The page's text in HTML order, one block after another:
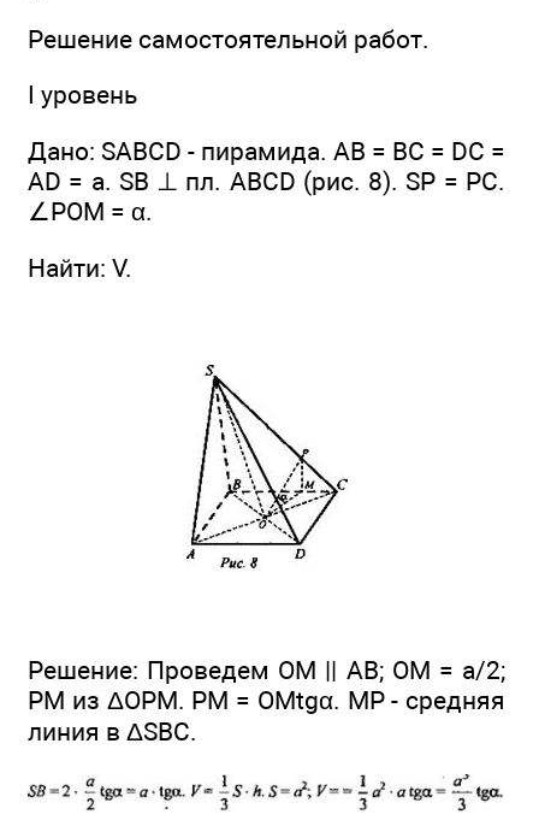
Решение самостоятельной работ.
I уровень
Дано: SABCD - пирамида. АВ = ВС = DC =
AD = a. SB ⊥ пл. ABCD (рис. 8). SP = PC.
∠POM = α.
Найти: V.
Решение: Проведем ОМ || АВ; ОМ = a/2;
РМ из ΔОРМ. РМ = ОМtgα. МР - средняя
линия в ΔSBC.